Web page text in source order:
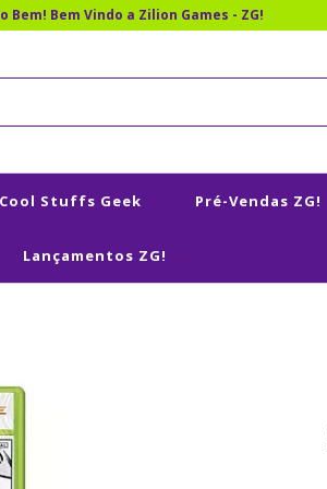
Bem! Bem Vindo a Zilion Games - ZG!
Cool Stuffs Geek Pré-Vendas ZG!
Lançamentos ZG!